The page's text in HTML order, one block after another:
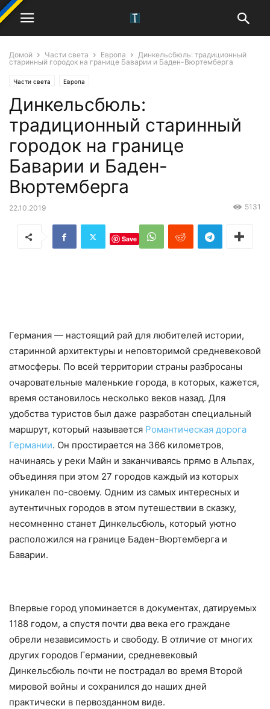
Домой Части света Европа
Динкельсбюль: традиционный
старинный городок на границе Баварии и Баден-Вюртемберга
Части света Европа
Динкельсбюль:
традиционный старинный
городок на границе
Баварии и Баден-
Вюртемберга
22.10.2019 5131
Save
Германия — настоящий рай для любителей истории,
старинной архитектуры и неповторимой средневековой
атмосферы. По всей территории страны разбросаны
очаровательные маленькие города, в которых, кажется,
время остановилось несколько веков назад. Для
удобства туристов был даже разработан специальный
маршрут, который называется Романтическая дорога
Германии. Он простирается на 366 километров,
начинаясь у реки Майн и заканчиваясь прямо в Альпах,
объединяя при этом 27 городов каждый из которых
уникален по-своему. Одним из самых интересных и
аутентичных городов в этом путешествии в сказку,
несомненно станет Динкельсбюль, который уютно
расположился на границе Баден-Вюртемберга и
Баварии.
Впервые город упоминается в документах, датируемых
1188 годом, а спустя почти два века его граждане
обрели независимость и свободу. В отличие от многих
других городов Германии, средневековый
Динкельсбюль почти не пострадал во время Второй
мировой войны и сохранился до наших дней
практически в первозданном виде.